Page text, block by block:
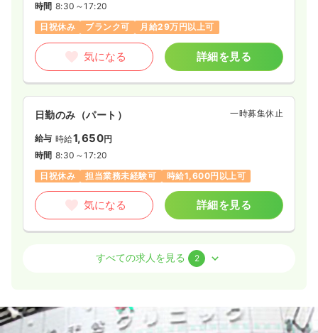
時間 8:30～17:20
日祝休み
ブランク可 月給29万円以上可
気になる 詳細を見る
日勤のみ（パート） 一時募集休止
給与 時給1,650円
時間 8:30～17:20
日祝休み
担当業務未経験可 時給1,600円以上可
気になる 詳細を見る
正看護師
給与 23.9 万円 賞与4ヶ月
※一例
すべての求人を見る 2